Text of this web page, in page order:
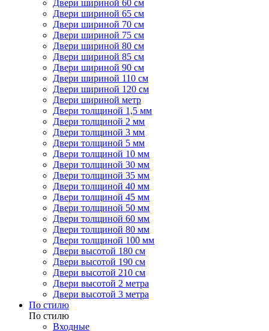
Двери шириной 60 см
Двери шириной 65 см
Двери шириной 70 см
Двери шириной 75 см
Двери шириной 80 см
Двери шириной 85 см
Двери шириной 90 см
Двери шириной 110 см
Двери шириной 120 см
Двери шириной метр
Двери толщиной 1,5 мм
Двери толщиной 2 мм
Двери толщиной 3 мм
Двери толщиной 5 мм
Двери толщиной 10 мм
Двери толщиной 30 мм
Двери толщиной 35 мм
Двери толщиной 40 мм
Двери толщиной 45 мм
Двери толщиной 50 мм
Двери толщиной 60 мм
Двери толщиной 80 мм
Двери толщиной 100 мм
Двери высотой 180 см
Двери высотой 190 см
Двери высотой 210 см
Двери высотой 2 метра
Двери высотой 3 метра
По стилю
По стилю
Входные